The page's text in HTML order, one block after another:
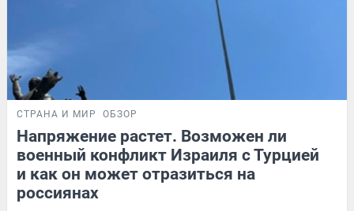
СТРАНА И МИР ОБЗОР
Напряжение растет. Возможен ли
военный конфликт Израиля с Турцией
и как он может отразиться на
россиянах